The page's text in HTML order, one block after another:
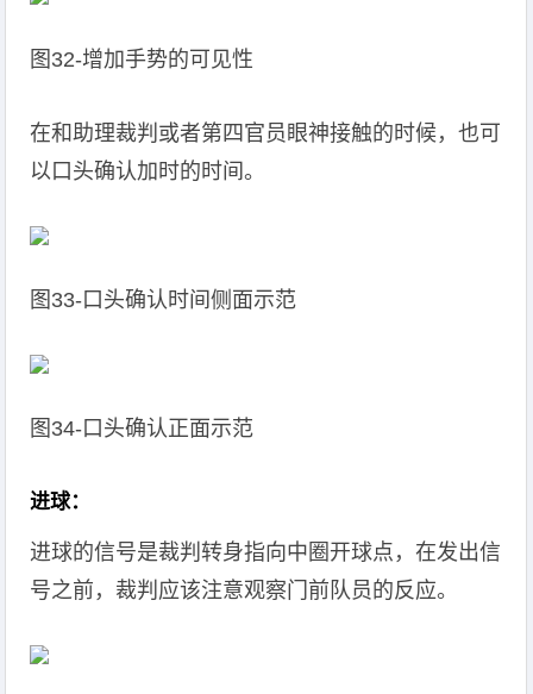
图32-增加手势的可见性
在和助理裁判或者第四官员眼神接触的时候，也可
以口头确认加时的时间。
图33-口头确认时间侧面示范
图34-口头确认正面示范
进球：
进球的信号是裁判转身指向中圈开球点，在发出信
号之前，裁判应该注意观察门前队员的反应。